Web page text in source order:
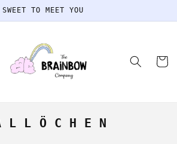
SWEET TO MEET YOU
L L Ö C H E N